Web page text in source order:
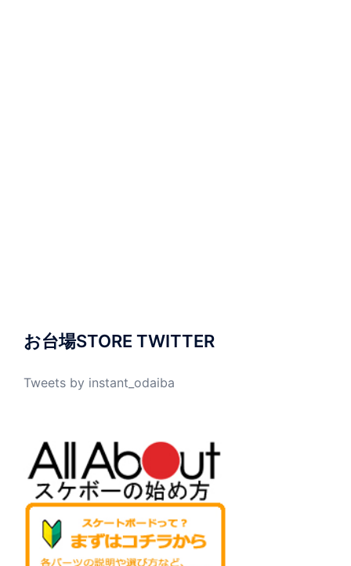
お台場STORE TWITTER
Tweets by instant_odaiba